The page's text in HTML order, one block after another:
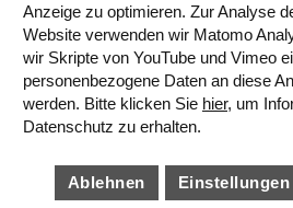
MODERATORINNEN
SPRECHERINNEN 2021
SITEMAP
IMPRESSUM
BARRIEREFREIHEIT
COOKIE EINSTELLUNGEN
Anzeige zu optimieren. Zur Analyse
Website verwenden wir Matomo
wir Skripte von YouTube und Vimeo
personenbezogene Daten an diese
werden. Bitte klicken Sie hier, um
Datenschutz zu erhalten.
Ablehnen Einstellungen